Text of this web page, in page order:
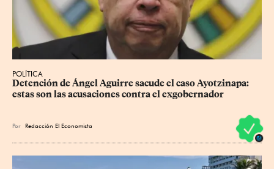
POLÍTICA
Detención de Ángel Aguirre sacude el caso Ayotzinapa:
estas son las acusaciones contra el exgobernador
Por Redacción El Economista